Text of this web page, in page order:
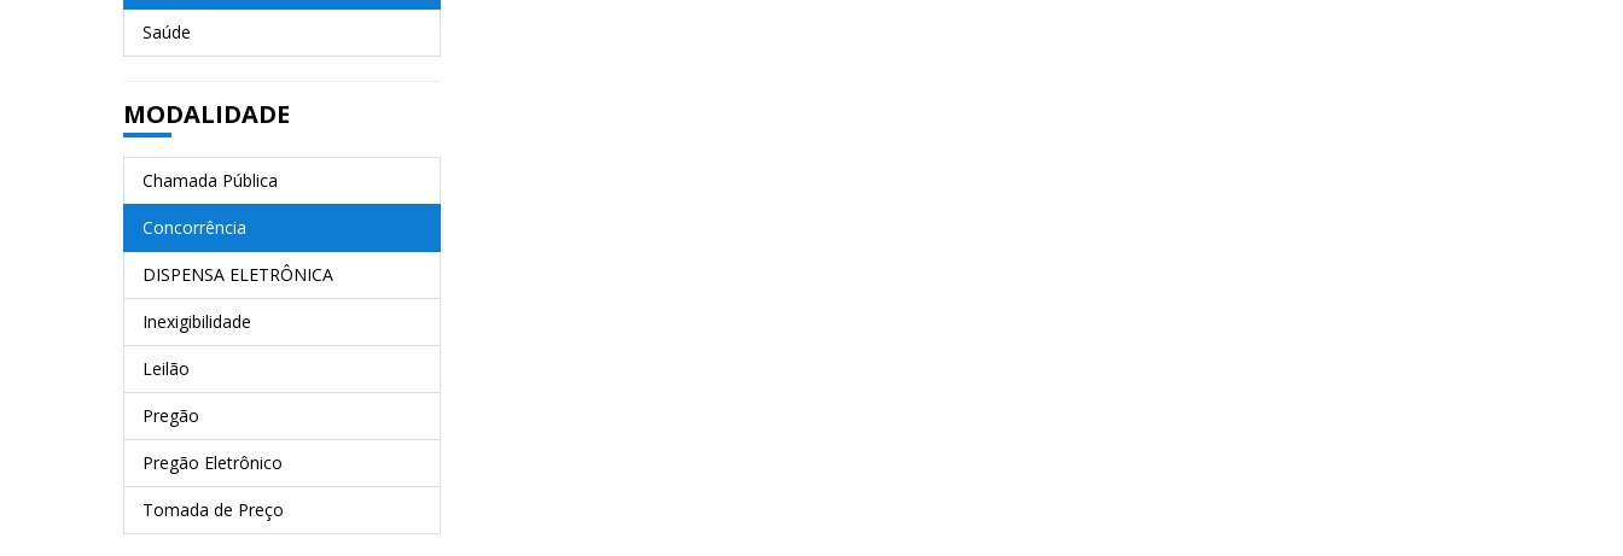
Saúde
MODALIDADE
Chamada Pública
Concorrência
DISPENSA ELETRÔNICA
Inexigibilidade
Leilão
Pregão
Pregão Eletrônico
Tomada de Preço